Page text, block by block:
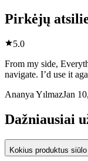
Pirkėjų
5.0
From my side,
navigate. I’d use it
Ananya YılmazJan
Dažniausiai
Kokius produktus